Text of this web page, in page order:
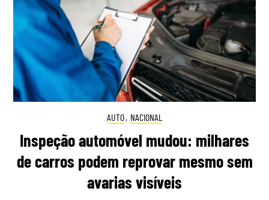
AUTO, NACIONAL
Inspeção automóvel mudou: milhares
de carros podem reprovar mesmo sem
avarias visíveis